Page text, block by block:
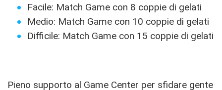
Facile: Match Game con 8 coppie di gelati
Medio: Match Game con 10 coppie di gelati
Difficile: Match Game con 15 coppie di gelati
Pieno supporto al Game Center per sfidare gente